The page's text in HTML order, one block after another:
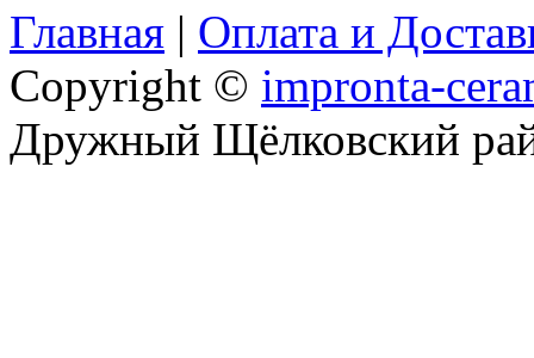
Главная | Оплата и
Copyright © impronta-
Дружный Щёлковский